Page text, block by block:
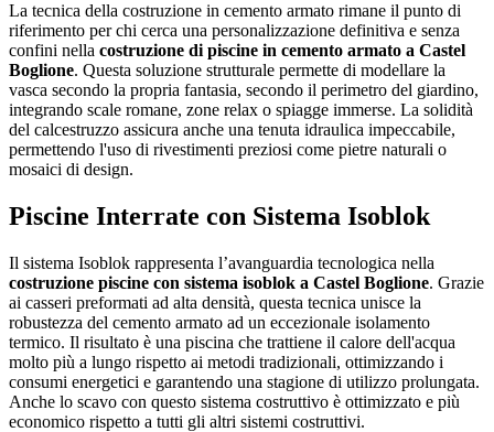
La tecnica della costruzione in cemento armato rimane il punto di
riferimento per chi cerca una personalizzazione definitiva e senza
confini nella costruzione di piscine in cemento armato a Castel
Boglione. Questa soluzione strutturale permette di modellare la
vasca secondo la propria fantasia, secondo il perimetro del giardino,
integrando scale romane, zone relax o spiagge immerse. La solidità
del calcestruzzo assicura anche una tenuta idraulica impeccabile,
permettendo l'uso di rivestimenti preziosi come pietre naturali o
mosaici di design.
Piscine Interrate con Sistema Isoblok
Il sistema Isoblok rappresenta l’avanguardia tecnologica nella
costruzione piscine con sistema isoblok a Castel Boglione. Grazie
ai casseri preformati ad alta densità, questa tecnica unisce la
robustezza del cemento armato ad un eccezionale isolamento
termico. Il risultato è una piscina che trattiene il calore dell'acqua
molto più a lungo rispetto ai metodi tradizionali, ottimizzando i
consumi energetici e garantendo una stagione di utilizzo prolungata.
Anche lo scavo con questo sistema costruttivo è ottimizzato e più
economico rispetto a tutti gli altri sistemi costruttivi.